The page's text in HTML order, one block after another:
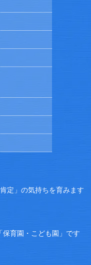
定」の気持ちを育みます
育園・こども園」です